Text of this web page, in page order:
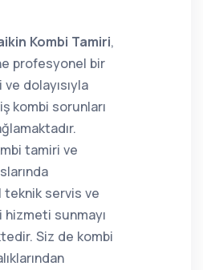
Kombi Tamiri,
profesyonel bir
dolayısıyla
kombi sorunları
tamiri ve
servis ve
sunmayı
Siz de kombi